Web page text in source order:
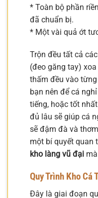
* Toàn bộ phần
đã chuẩn bị.
* Một vài quả ớt
Trộn đều tất cả
(đeo găng tay)
thấm đều vào
bạn nên để cá
tiếng, hoặc tốt
đủ lâu sẽ giúp cá
sẽ đậm đà và
một bí quyết quan
kho làng vũ đại
Quy Trình Kho
Đây là giai đoạn